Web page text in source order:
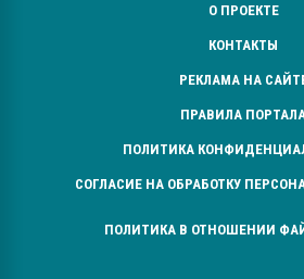
О ПРОЕКТЕ
КОНТАКТЫ
РЕКЛАМА НА
ПРАВИЛА
ПОЛИТИКА
СОГЛАСИЕ НА ОБРАБОТКУ
ПОЛИТИКА В ОТНОШЕНИИ